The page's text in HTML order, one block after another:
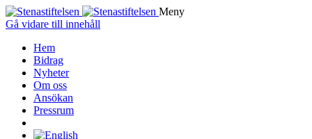
Meny
Gå vidare till innehåll
Hem
Bidrag
Nyheter
Om oss
Ansökan
Pressrum